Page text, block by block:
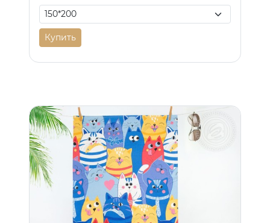
Купить